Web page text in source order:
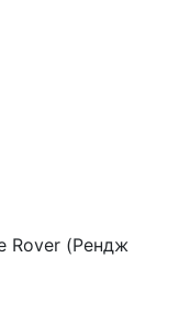
Rover (Рендж